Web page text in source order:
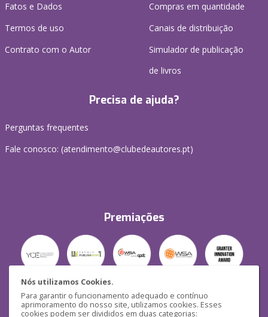
Nós utilizamos Cookies.
Para garantir o funcionamento adequado e contínuo
aprimoramento do nosso site, utilizamos cookies. Esses
cookies podem ser divididos em duas categorias:
Fatos e Dados
Termos de uso
Contrato com o Autor
Compras em quantidade
Canais de distribuição
Simulador de publicação
de livros
Precisa de ajuda?
Perguntas frequentes
Fale conosco: (atendimento@clubedeautores.pt)
Premiações
Segurança